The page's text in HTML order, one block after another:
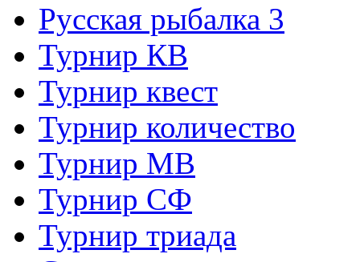
Русская рыбалка 3
Турнир КВ
Турнир квест
Турнир количество
Турнир МВ
Турнир СФ
Турнир триада